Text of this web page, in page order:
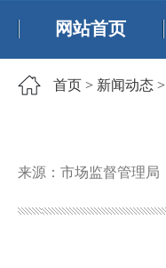
网站首页
首页 > 新闻动态 >
来源：市场监督管理局